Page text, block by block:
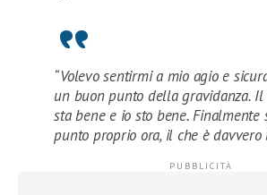
“Volevo sentirmi a mio agio e
un buon punto della gravidanza.
sta bene e io sto bene. Finalmente
punto proprio ora, il che è davvero